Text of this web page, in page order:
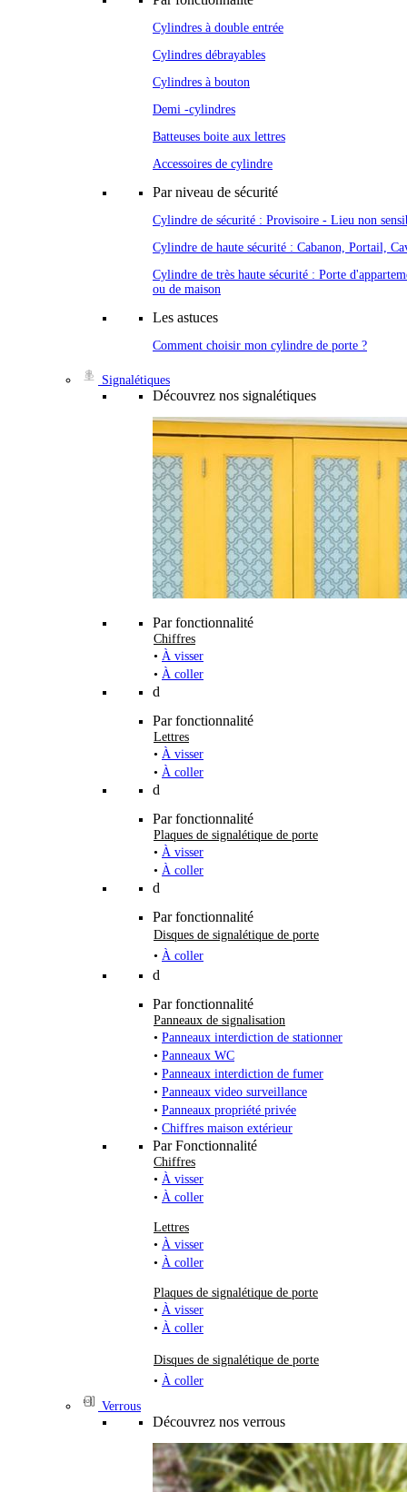
Cylindres à double entrée
Cylindres débrayables
Cylindres à bouton
Demi -cylindres
Batteuses boite aux lettres
Accessoires de cylindre
Par niveau de sécurité
Cylindre de sécurité : Provisoire - Lieu non
Cylindre de haute sécurité : Cabanon, Portail,
Cylindre de très haute sécurité : Porte
ou de maison
Les astuces
Comment choisir mon cylindre de porte ?
Signalétiques
Découvrez nos signalétiques
Par fonctionnalité
Chiffres
• À visser
• À coller
d
Par fonctionnalité
Lettres
• À visser
• À coller
d
Par fonctionnalité
Plaques de signalétique de porte
• À visser
• À coller
d
Par fonctionnalité
Disques de signalétique de porte
• À coller
d
Par fonctionnalité
Panneaux de signalisation
• Panneaux interdiction de stationner
• Panneaux WC
• Panneaux interdiction de fumer
• Panneaux video surveillance
• Panneaux propriété privée
• Chiffres maison extérieur
Par Fonctionnalité
Chiffres
• À visser
• À coller
Lettres
• À visser
• À coller
Plaques de signalétique de porte
• À visser
• À coller
Disques de signalétique de porte
• À coller
Verrous
Découvrez nos verrous